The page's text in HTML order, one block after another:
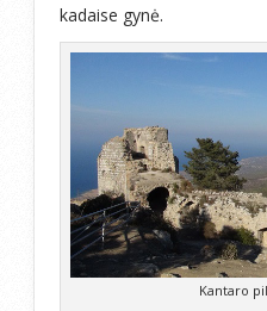
kadaise gynė.
Kantaro